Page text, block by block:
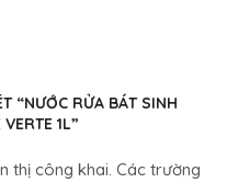
“NƯỚC RỬA BÁT SINH
1L”
thị công khai. Các trường